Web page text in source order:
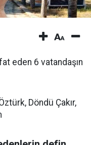
eden 6 vatandaşın
Döndü Çakır,